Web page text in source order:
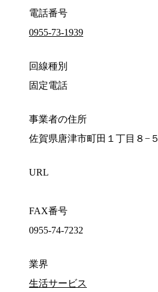
電話番号
0955-73-1939
回線種別
固定電話
事業者の住所
佐賀県唐津市町田１丁目８−５
URL
FAX番号
0955-74-7232
業界
生活サービス